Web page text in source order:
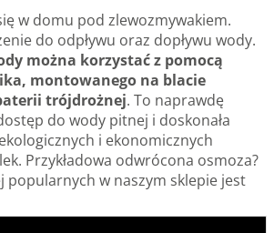
w domu pod zlewozmywakiem.
do odpływu oraz dopływu wody.
można korzystać z pomocą
montowanego na blacie
trójdrożnej. To naprawdę
do wody pitnej i doskonała
i ekonomicznych
Przykładowa odwrócona osmoza?
popularnych w naszym sklepie jest